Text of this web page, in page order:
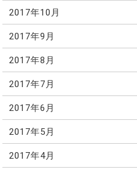
2017年10月
2017年9月
2017年8月
2017年7月
2017年6月
2017年5月
2017年4月